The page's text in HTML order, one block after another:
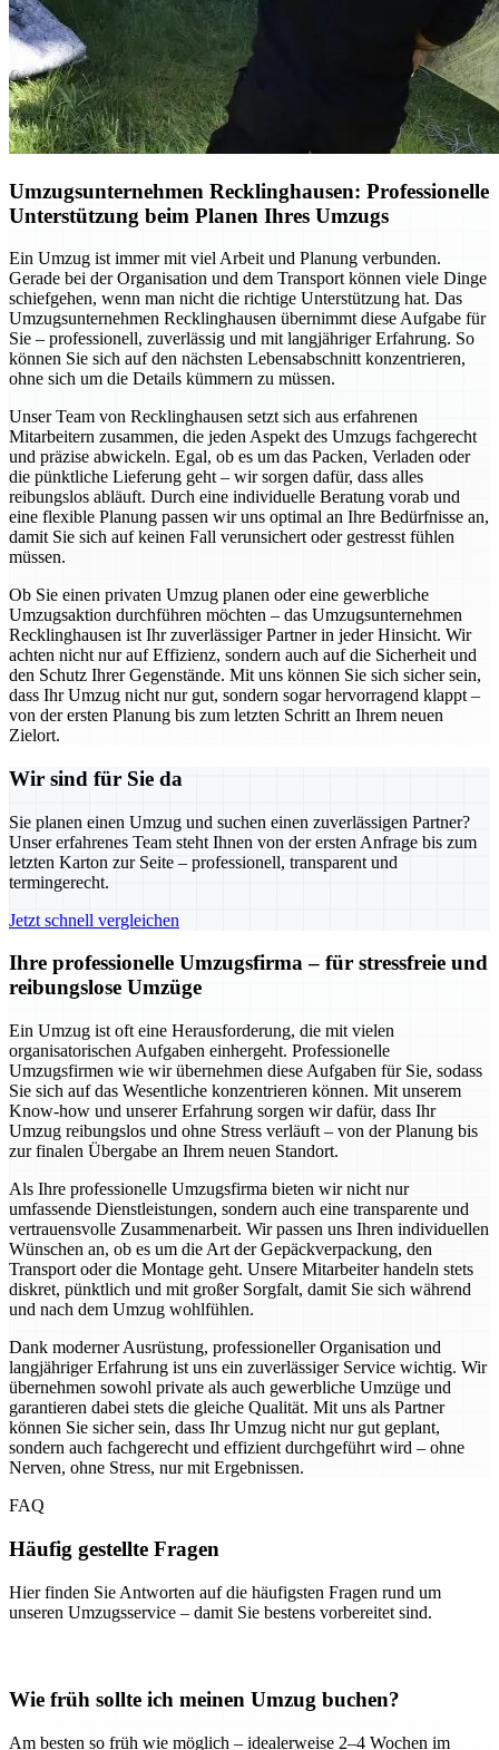
Umzugsunternehmen Recklinghausen: Professionelle
Unterstützung beim Planen Ihres Umzugs
Ein Umzug ist immer mit viel Arbeit und Planung verbunden.
Gerade bei der Organisation und dem Transport können viele Dinge
schiefgehen, wenn man nicht die richtige Unterstützung hat. Das
Umzugsunternehmen Recklinghausen übernimmt diese Aufgabe für
Sie – professionell, zuverlässig und mit langjähriger Erfahrung. So
können Sie sich auf den nächsten Lebensabschnitt konzentrieren,
ohne sich um die Details kümmern zu müssen.
Unser Team von Recklinghausen setzt sich aus erfahrenen
Mitarbeitern zusammen, die jeden Aspekt des Umzugs fachgerecht
und präzise abwickeln. Egal, ob es um das Packen, Verladen oder
die pünktliche Lieferung geht – wir sorgen dafür, dass alles
reibungslos abläuft. Durch eine individuelle Beratung vorab und
eine flexible Planung passen wir uns optimal an Ihre Bedürfnisse an,
damit Sie sich auf keinen Fall verunsichert oder gestresst fühlen
müssen.
Ob Sie einen privaten Umzug planen oder eine gewerbliche
Umzugsaktion durchführen möchten – das Umzugsunternehmen
Recklinghausen ist Ihr zuverlässiger Partner in jeder Hinsicht. Wir
achten nicht nur auf Effizienz, sondern auch auf die Sicherheit und
den Schutz Ihrer Gegenstände. Mit uns können Sie sich sicher sein,
dass Ihr Umzug nicht nur gut, sondern sogar hervorragend klappt –
von der ersten Planung bis zum letzten Schritt an Ihrem neuen
Zielort.
Wir sind für Sie da
Sie planen einen Umzug und suchen einen zuverlässigen Partner?
Unser erfahrenes Team steht Ihnen von der ersten Anfrage bis zum
letzten Karton zur Seite – professionell, transparent und
termingerecht.
Jetzt schnell vergleichen
Ihre professionelle Umzugsfirma – für stressfreie und
reibungslose Umzüge
Ein Umzug ist oft eine Herausforderung, die mit vielen
organisatorischen Aufgaben einhergeht. Professionelle
Umzugsfirmen wie wir übernehmen diese Aufgaben für Sie, sodass
Sie sich auf das Wesentliche konzentrieren können. Mit unserem
Know-how und unserer Erfahrung sorgen wir dafür, dass Ihr
Umzug reibungslos und ohne Stress verläuft – von der Planung bis
zur finalen Übergabe an Ihrem neuen Standort.
Als Ihre professionelle Umzugsfirma bieten wir nicht nur
umfassende Dienstleistungen, sondern auch eine transparente und
vertrauensvolle Zusammenarbeit. Wir passen uns Ihren individuellen
Wünschen an, ob es um die Art der Gepäckverpackung, den
Transport oder die Montage geht. Unsere Mitarbeiter handeln stets
diskret, pünktlich und mit großer Sorgfalt, damit Sie sich während
und nach dem Umzug wohlfühlen.
Dank moderner Ausrüstung, professioneller Organisation und
langjähriger Erfahrung ist uns ein zuverlässiger Service wichtig. Wir
übernehmen sowohl private als auch gewerbliche Umzüge und
garantieren dabei stets die gleiche Qualität. Mit uns als Partner
können Sie sicher sein, dass Ihr Umzug nicht nur gut geplant,
sondern auch fachgerecht und effizient durchgeführt wird – ohne
Nerven, ohne Stress, nur mit Ergebnissen.
FAQ
Häufig gestellte Fragen
Hier finden Sie Antworten auf die häufigsten Fragen rund um
unseren Umzugsservice – damit Sie bestens vorbereitet sind.
Wie früh sollte ich meinen Umzug buchen?
Am besten so früh wie möglich – idealerweise 2–4 Wochen im